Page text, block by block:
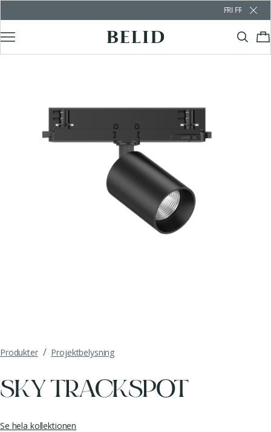
FRI FRAKT ÖVER
Produkter / Projektbelysning
SKY TRACKSPOT
Se hela kollektionen